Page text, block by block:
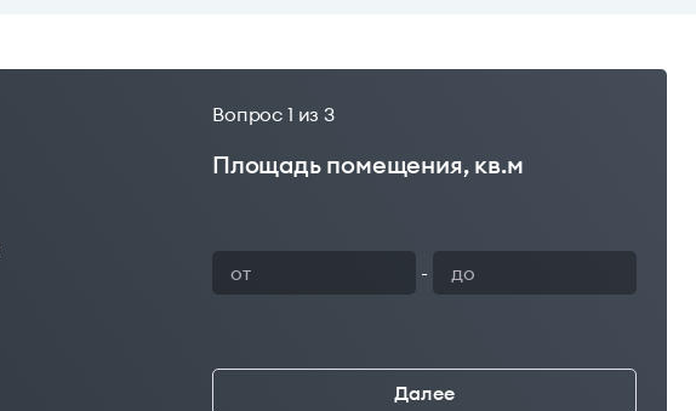
Вопрос 1 из 3
Площадь помещения, кв.м
-
Далее